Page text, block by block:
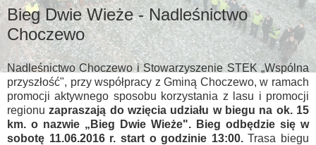
Bieg Dwie Wieże - Nadleśnictwo
Choczewo
Nadleśnictwo Choczewo i Stowarzyszenie STEK „Wspólna
przyszłość", przy współpracy z Gminą Choczewo, w ramach
promocji aktywnego sposobu korzystania z lasu i promocji
regionuzapraszają do wzięcia udziału w biegu na ok. 15
km. o nazwie „Bieg Dwie Wieże". Bieg odbędzie się w
sobotę 11.06.2016 r. start o godzinie 13:00.Trasa biegu